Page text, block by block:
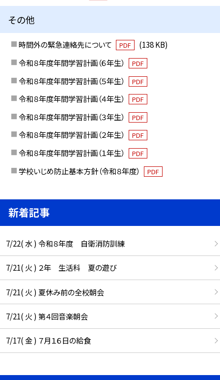
その他
時間外の緊急連絡先について PDF
(138 KB)
令和８年度年間学習計画（６年生）
PDF
令和８年度年間学習計画（５年生） PDF
令和８年度年間学習計画（４年生） PDF
令和８年度年間学習計画（３年生） PDF
令和８年度年間学習計画（２年生） PDF
令和８年度年間学習計画（１年生） PDF
学校いじめ防止基本方針（令和８年度） PDF
新着記事
7/22( 水 ) 令和８年度 自衛消防訓練
7/21( 火 ) ２年 生活科 夏の遊び
7/21( 火 ) 夏休み前の全校朝会
7/21( 火 ) 第４回音楽朝会
7/17( 金 ) ７月１６日の給食